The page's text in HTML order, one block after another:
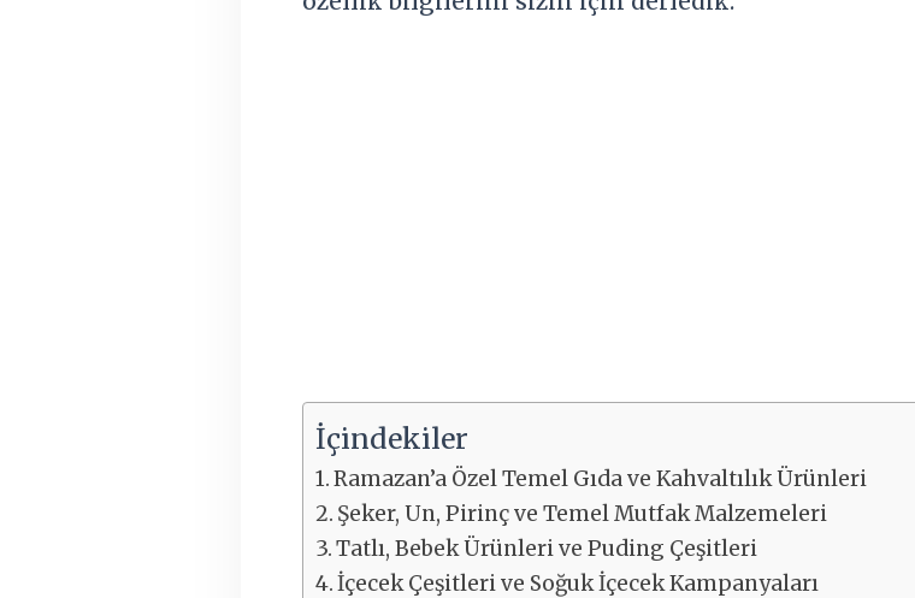
İçindekiler
Ramazan’a Özel Temel Gıda ve Kahvaltılık Ürünleri
Şeker, Un, Pirinç ve Temel Mutfak Malzemeleri
Tatlı, Bebek Ürünleri ve Puding Çeşitleri
İçecek Çeşitleri ve Soğuk İçecek Kampanyaları